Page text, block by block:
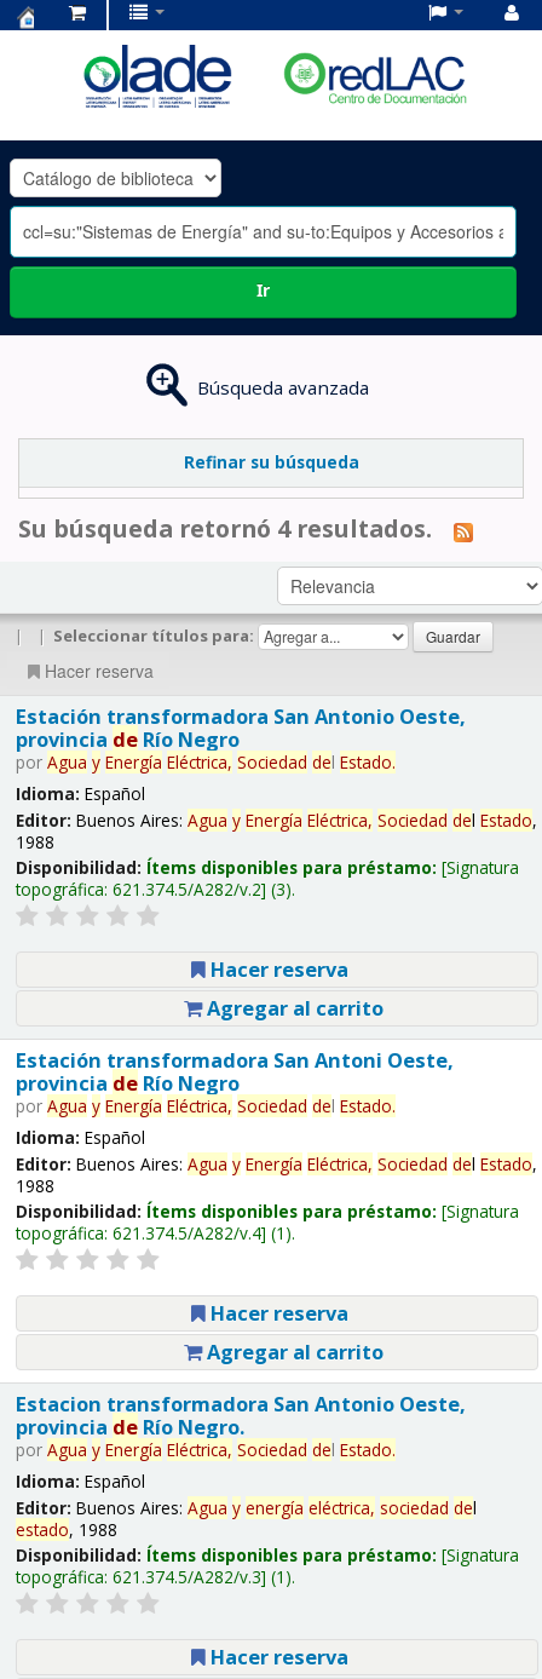
OLADE
-
Ir
Búsqueda avanzada
Refinar su búsqueda
Su búsqueda retornó 4 resultados.
| | Seleccionar títulos para:
Hacer reserva
Estación transformadora San Antonio Oeste,
provincia deRío Negro
por Agua y Energía Eléctrica, Sociedad del Estado.
Idioma: Español
Editor: Buenos Aires: Agua y Energía Eléctrica, Sociedad del Estado,
1988
Disponibilidad: Ítems disponibles para préstamo: Signatura
topográfica: 621.374.5/A282/v.2 (3).
Hacer reserva
Agregar al carrito
Estación transformadora San Antoni Oeste,
provincia deRío Negro
por Agua y Energía Eléctrica, Sociedad del Estado.
Idioma: Español
Editor: Buenos Aires: Agua y Energía Eléctrica, Sociedad del Estado,
1988
Disponibilidad: Ítems disponibles para préstamo: Signatura
topográfica: 621.374.5/A282/v.4 (1).
Hacer reserva
Agregar al carrito
Estacion transformadora San Antonio Oeste,
provincia deRío Negro.
por Agua y Energía Eléctrica, Sociedad del Estado.
Idioma: Español
Editor: Buenos Aires: Agua y energía eléctrica, sociedad del
estado, 1988
Disponibilidad: Ítems disponibles para préstamo: Signatura
topográfica: 621.374.5/A282/v.3 (1).
Hacer reserva